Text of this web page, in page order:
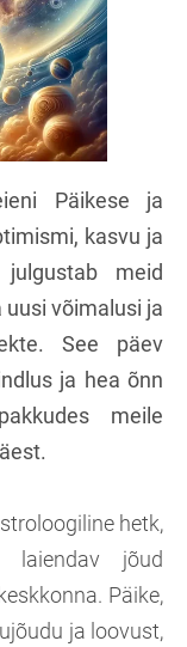
Päikese ja
kasvu ja
meid
võimalusi ja
See päev
ja hea õnn
meile
hetk,
laiendav jõud
Päike,
ja loovust,